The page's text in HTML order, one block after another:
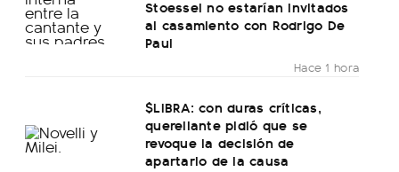
Stoessel no estarían invitados
al casamiento con Rodrigo De
Paul
Hace 1 hora
$LIBRA: con duras críticas,
querellante pidió que se
revoque la decisión de
apartarlo de la causa